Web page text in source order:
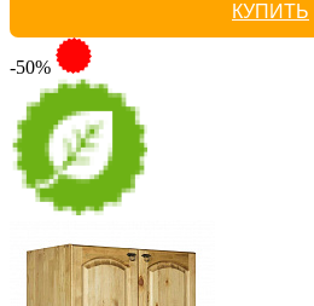
КУПИТЬ
-50%